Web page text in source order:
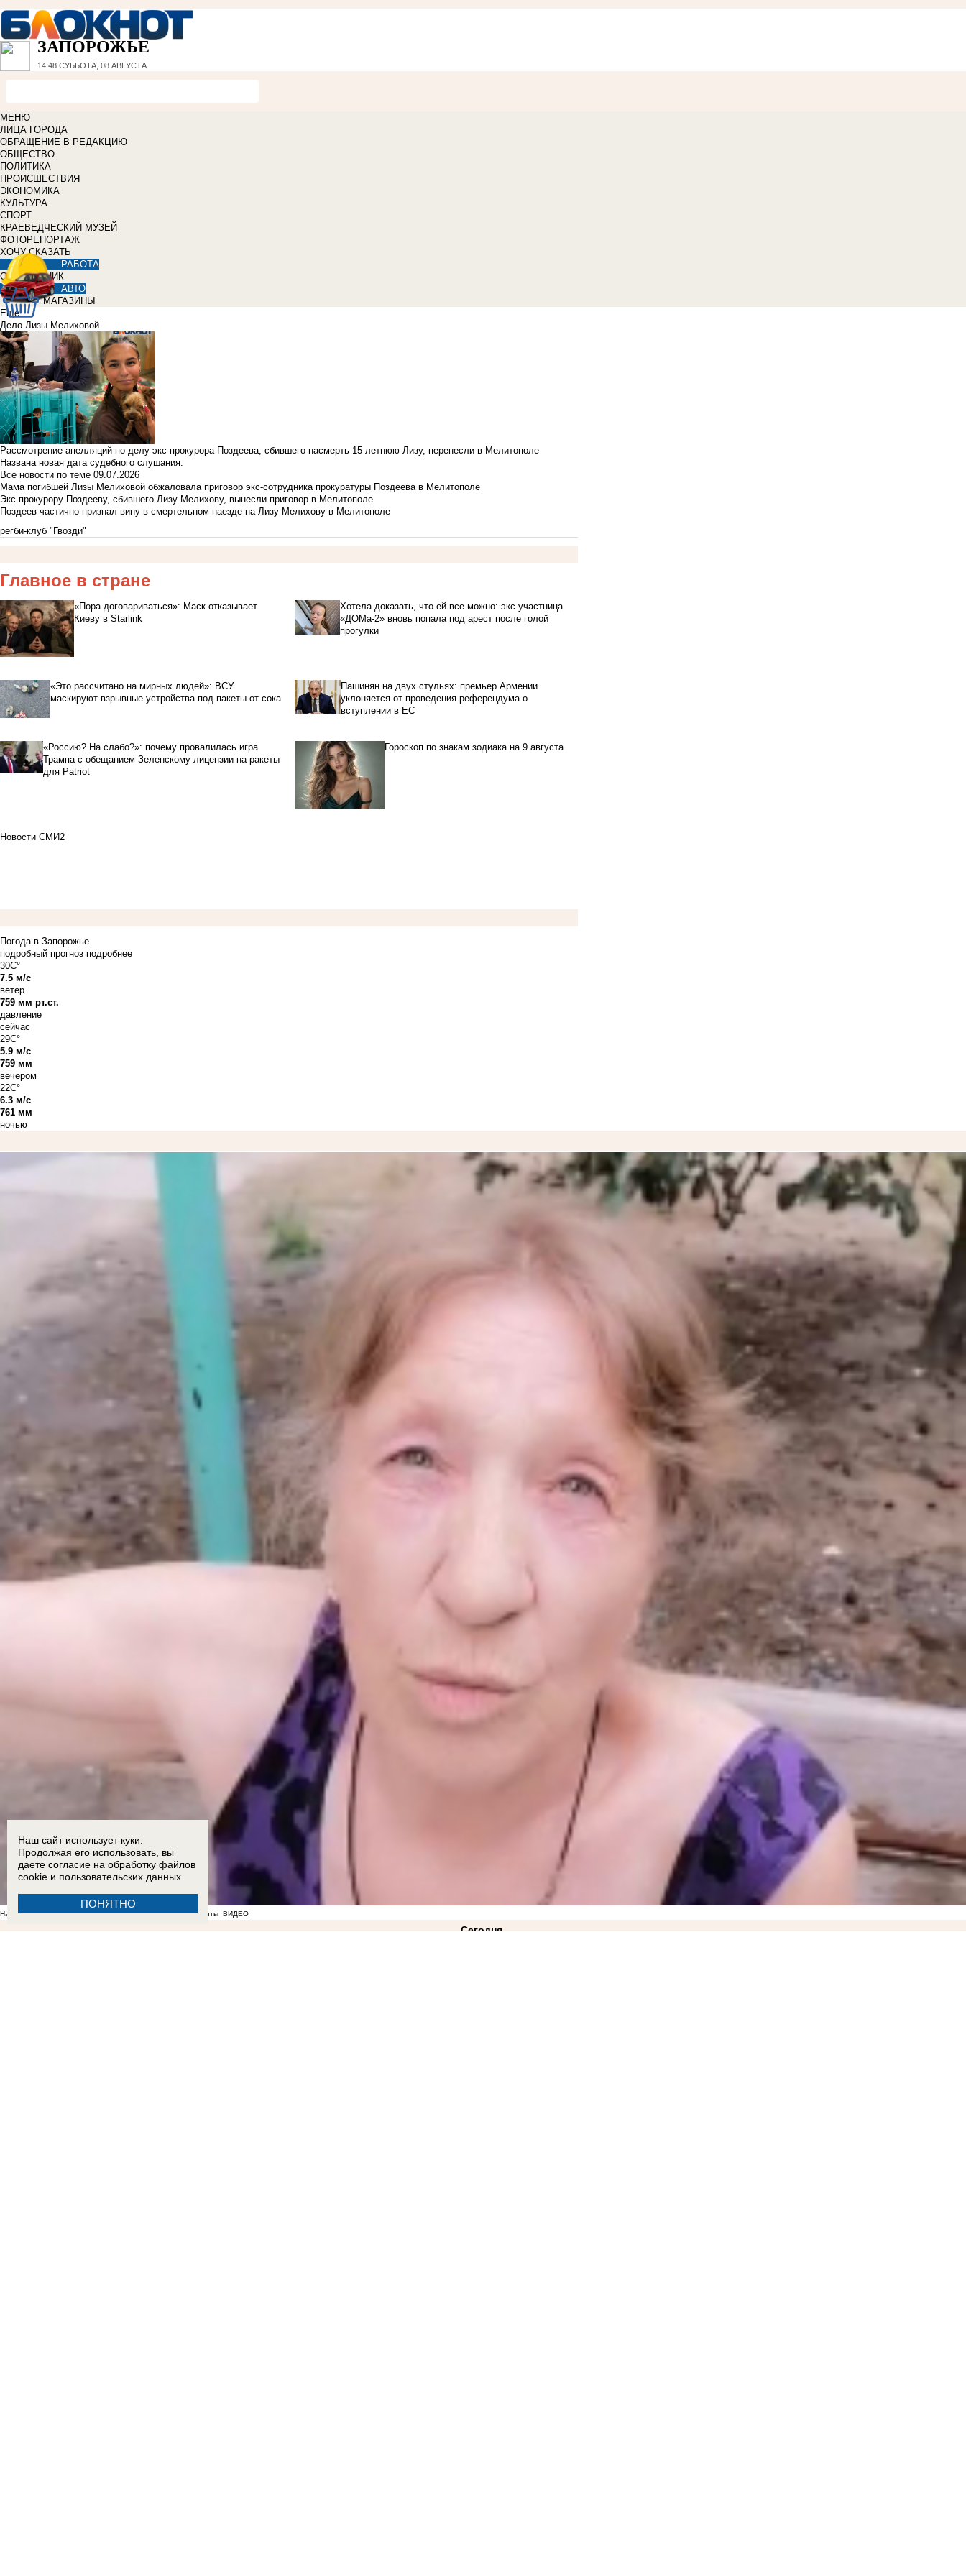
ЗАПОРОЖЬЕ
14:48 СУББОТА, 08 АВГУСТА
МЕНЮ
ЛИЦА ГОРОДА
ОБРАЩЕНИЕ В РЕДАКЦИЮ
ОБЩЕСТВО
ПОЛИТИКА
ПРОИСШЕСТВИЯ
ЭКОНОМИКА
КУЛЬТУРА
СПОРТ
КРАЕВЕДЧЕСКИЙ МУЗЕЙ
ФОТОРЕПОРТАЖ
ХОЧУ СКАЗАТЬ
РАБОТА
СПРАВОЧНИК
АВТО
МАГАЗИНЫ
Еще
Дело Лизы Мелиховой
Рассмотрение апелляций по делу экс-прокурора Поздеева, сбившего насмерть 15-летнюю Лизу, перенесли в Мелитополе
Названа новая дата судебного слушания.
Все новости по теме 09.07.2026
Мама погибшей Лизы Мелиховой обжаловала приговор экс-сотрудника прокуратуры Поздеева в Мелитополе
Экс-прокурору Поздееву, сбившего Лизу Мелихову, вынесли приговор в Мелитополе
Поздеев частично признал вину в смертельном наезде на Лизу Мелихову в Мелитополе
регби-клуб "Гвозди"
Главное в стране
«Пора договариваться»: Маск отказывает
Киеву в Starlink
Хотела доказать, что ей все можно: экс-участница
«ДОМа-2» вновь попала под арест после голой
прогулки
«Это рассчитано на мирных людей»: ВСУ
маскируют взрывные устройства под пакеты от сока
Пашинян на двух стульях: премьер Армении
уклоняется от проведения референдума о
вступлении в ЕС
«Россию? На слабо?»: почему провалилась игра
Трампа с обещанием Зеленскому лицензии на ракеты
для Patriot
Гороскоп по знакам зодиака на 9 августа
Новости СМИ2
Погода в Запорожье
подробный прогноз подробнее
30C°
7.5 м/с
ветер
759 мм рт.ст.
давление
сейчас
29C°
5.9 м/с
759 мм
вечером
22C°
6.3 м/с
761 мм
ночью
На фоне отсутствия воды в Мелитополе появились спекулянты ВИДЕО
Сегодня
Наш сайт использует куки.
Продолжая его использовать, вы
даете согласие на обработку файлов
cookie и пользовательских данных.
ПОНЯТНО